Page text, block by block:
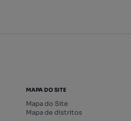
MAPA DO SITE
Mapa do Site
Mapa de distritos